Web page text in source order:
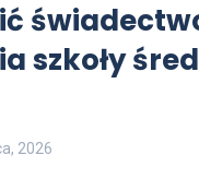
szkoły
2026